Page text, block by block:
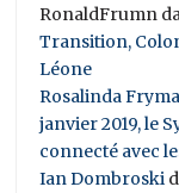
RonaldFrumn
Transition,
Léone
Rosalinda
janvier 2019, le
connecté avec
Ian Dombroski